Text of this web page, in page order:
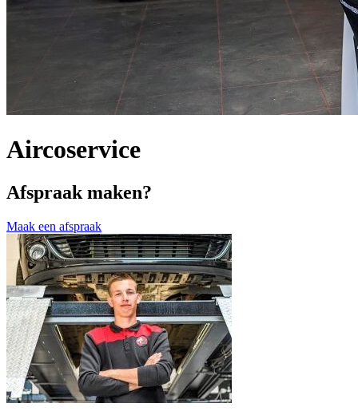
Aircoservice
Afspraak maken?
Maak een afspraak